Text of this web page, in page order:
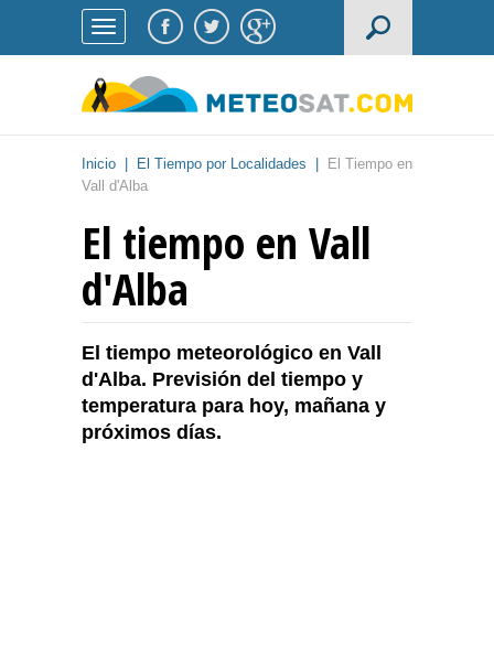
Inicio El Tiempo por Localidades
El Tiempo en
Vall d'Alba
El tiempo en Vall
d'Alba
El tiempo meteorológico en Vall
d'Alba. Previsión del tiempo y
temperatura para hoy, mañana y
próximos días.